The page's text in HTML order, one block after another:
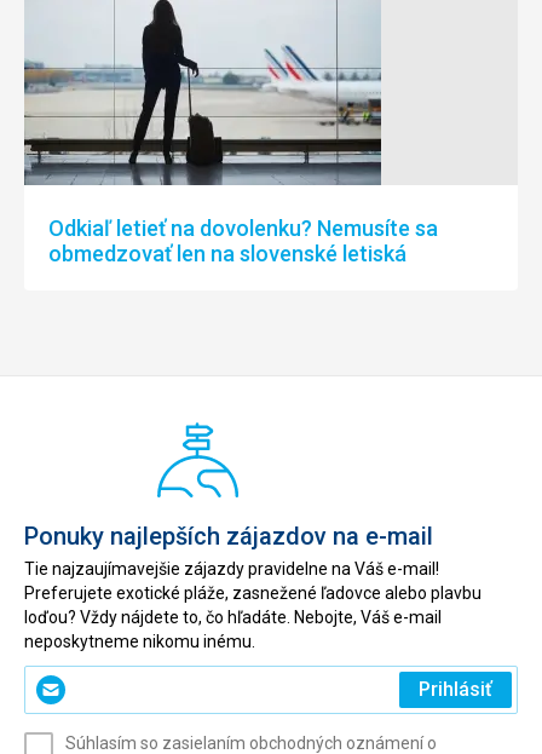
Odkiaľ letieť na dovolenku? Nemusíte sa
obmedzovať len na slovenské letiská
Ponuky najlepších zájazdov na e-mail
Tie najzaujímavejšie zájazdy pravidelne na Váš e-mail!
Preferujete exotické pláže, zasnežené ľadovce alebo plavbu
loďou? Vždy nájdete to, čo hľadáte. Nebojte, Váš e-mail
neposkytneme nikomu inému.
Zadajte
svoj
Prihlásiť
Súhlasím so zasielaním obchodných oznámení o